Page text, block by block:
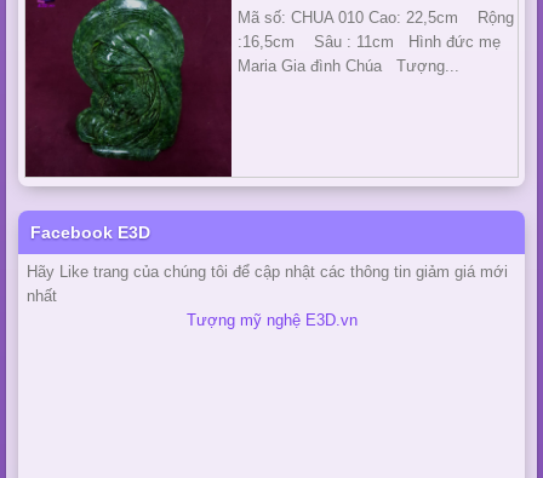
Mã số: CHUA 010 Cao: 22,5cm Rộng
:16,5cm Sâu : 11cm Hình đức mẹ
Maria Gia đình Chúa Tượng...
Facebook E3D
Hãy Like trang của chúng tôi để cập nhật các thông tin giảm giá mới
nhất
Tượng mỹ nghệ E3D.vn